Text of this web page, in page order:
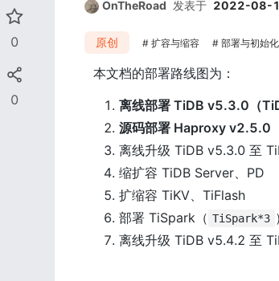
0
0
OnTheRoad 发表于 2022-08-
原创 扩容与缩容 部署与初始化
本文档的部署路线图为：
离线部署 TiDB v5.3.0（
源码部署 Haproxy v2.5.0
离线升级 TiDB v5.3.0 至
缩扩容 TiDB Server、PD
扩缩容 TiKV、TiFlash
部署 TiSpark（ TiSpark*3 ）
离线升级 TiDB v5.4.2 至